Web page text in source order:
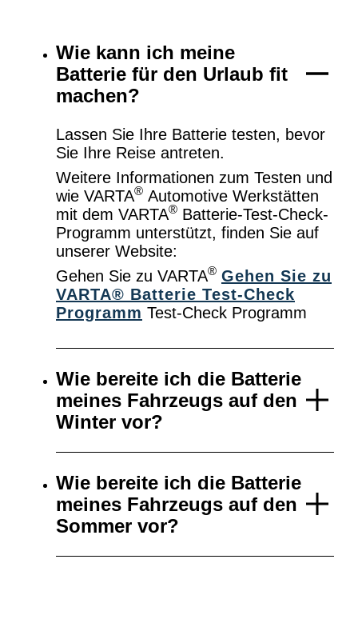
Wie kann ich meine
Batterie für den Urlaub fit
machen?
Lassen Sie Ihre Batterie testen, bevor
Sie Ihre Reise antreten.
Weitere Informationen zum Testen und
wie VARTA® Automotive Werkstätten
mit dem VARTA® Batterie-Test-Check-
Programm unterstützt, finden Sie auf
unserer Website:
Gehen Sie zu VARTA® Gehen Sie zu
VARTA® Batterie Test-Check
Programm Test-Check Programm
Wie bereite ich die Batterie
meines Fahrzeugs auf den
Winter vor?
Wie bereite ich die Batterie
meines Fahrzeugs auf den
Sommer vor?